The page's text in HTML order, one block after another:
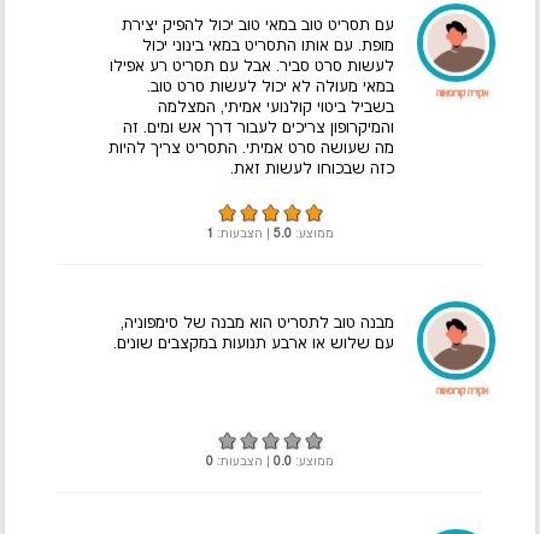
אקירה קורוסאווה
עם תסריט טוב במאי טוב יכול להפיק יצירת
מופת. עם אותו התסריט במאי בינוני יכול
לעשות סרט סביר. אבל עם תסריט רע אפילו
במאי מעולה לא יכול לעשות סרט טוב.
בשביל ביטוי קולנועי אמיתי, המצלמה
והמיקרופון צריכים לעבור דרך אש ומים. זה
מה שעושה סרט אמיתי. התסריט צריך להיות
כזה שבכוחו לעשות זאת.
ממוצע: 5.0 | הצבעות: 1
אקירה קורוסאווה
מבנה טוב לתסריט הוא מבנה של סימפוניה,
עם שלוש או ארבע תנועות במקצבים שונים.
ממוצע: 0.0 | הצבעות: 0